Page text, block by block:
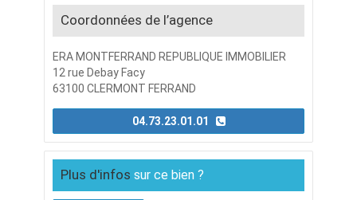
Coordonnées de l’agence
ERA MONTFERRAND REPUBLIQUE IMMOBILIER
12 rue Debay Facy
63100 CLERMONT FERRAND
Plus d'infos sur ce bien ?